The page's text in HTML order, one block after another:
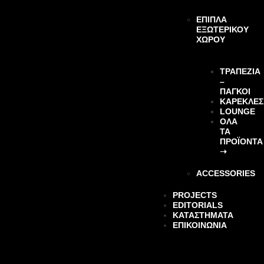
ΕΠΙΠΛΑ
ΕΞΩΤΕΡΙΚΟΥ
ΧΩΡΟΥ
ΤΡΑΠΕΖΙΑ
–
ΠΑΓΚΟΙ
ΚΑΡΕΚΛΕΣ
LOUNGE
ΌΛΑ
ΤΑ
ΠΡΟΪΌΝΤΑ
➝
ACCESSORIES
PROJECTS
EDITORIALS
ΚΑΤΑΣΤΉΜΑΤΑ
ΕΠΙΚΟΙΝΩΝΙΑ